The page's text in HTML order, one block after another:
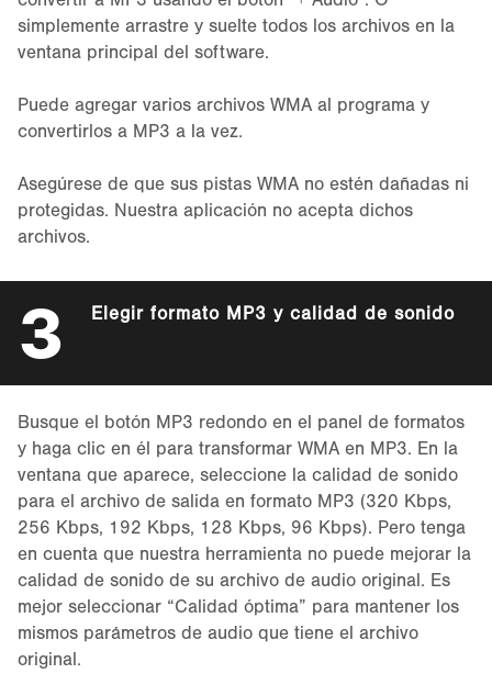
simplemente arrastre y suelte todos los archivos en la
ventana principal del software.
Puede agregar varios archivos WMA al programa y
convertirlos a MP3 a la vez.
Asegúrese de que sus pistas WMA no estén dañadas ni
protegidas. Nuestra aplicación no acepta dichos
archivos.
3 Elegir formato MP3 y calidad de sonido
Busque el botón MP3 redondo en el panel de formatos
y haga clic en él para transformar WMA en MP3. En la
ventana que aparece, seleccione la calidad de sonido
para el archivo de salida en formato MP3 (320 Kbps,
256 Kbps, 192 Kbps, 128 Kbps, 96 Kbps). Pero tenga
en cuenta que nuestra herramienta no puede mejorar la
calidad de sonido de su archivo de audio original. Es
mejor seleccionar “Calidad óptima” para mantener los
mismos parámetros de audio que tiene el archivo
original.